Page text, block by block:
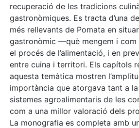
recuperació de les tradicions
gastronòmiques. Es tracta d’una
més rellevants de Pomata en
gastronòmic —què mengem i
el procés de l’alimentació, i en
entre cuina i territori. Els capítols
aquesta temàtica mostren
importància que atorgava tant a
sistemes agroalimentaris de les
com a una millor valoració dels
La monografia es completa amb